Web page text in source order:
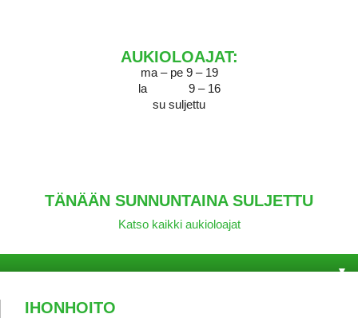
AUKIOLOAJAT:
ma – pe 9 – 19
la 9 – 16
su suljettu
TÄNÄÄN SUNNUNTAINA SULJETTU
Katso kaikki aukioloajat
IHONHOITO